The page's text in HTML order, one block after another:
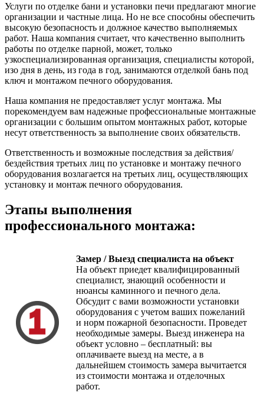
Услуги по отделке бани и установки печи предлагают многие
организации и частные лица. Но не все способны обеспечить
высокую безопасность и должное качество выполняемых
работ. Наша компания считает, что качественно выполнить
работы по отделке парной, может, только
узкоспециализированная организация, специалисты которой,
изо дня в день, из года в год, занимаются отделкой бань под
ключ и монтажом печного оборудования.
Наша компания не предоставляет услуг монтажа. Мы
порекомендуем вам надежные профессиональные монтажные
организации с большим опытом монтажных работ, которые
несут ответственность за выполнение своих обязательств.
Ответственность и возможные последствия за действия/
бездействия третьих лиц по установке и монтажу печного
оборудования возлагается на третьих лиц, осуществляющих
установку и монтаж печного оборудования.
Этапы выполнения
профессионального монтажа:
Замер / Выезд специалиста на объект
На объект приедет квалифицированный
специалист, знающий особенности и
нюансы каминного и печного дела.
Обсудит с вами возможности установки
оборудования с учетом ваших пожеланий
и норм пожарной безопасности. Проведет
необходимые замеры. Выезд инженера на
объект условно – бесплатный: вы
оплачиваете выезд на месте, а в
дальнейшем стоимость замера вычитается
из стоимости монтажа и отделочных
работ.